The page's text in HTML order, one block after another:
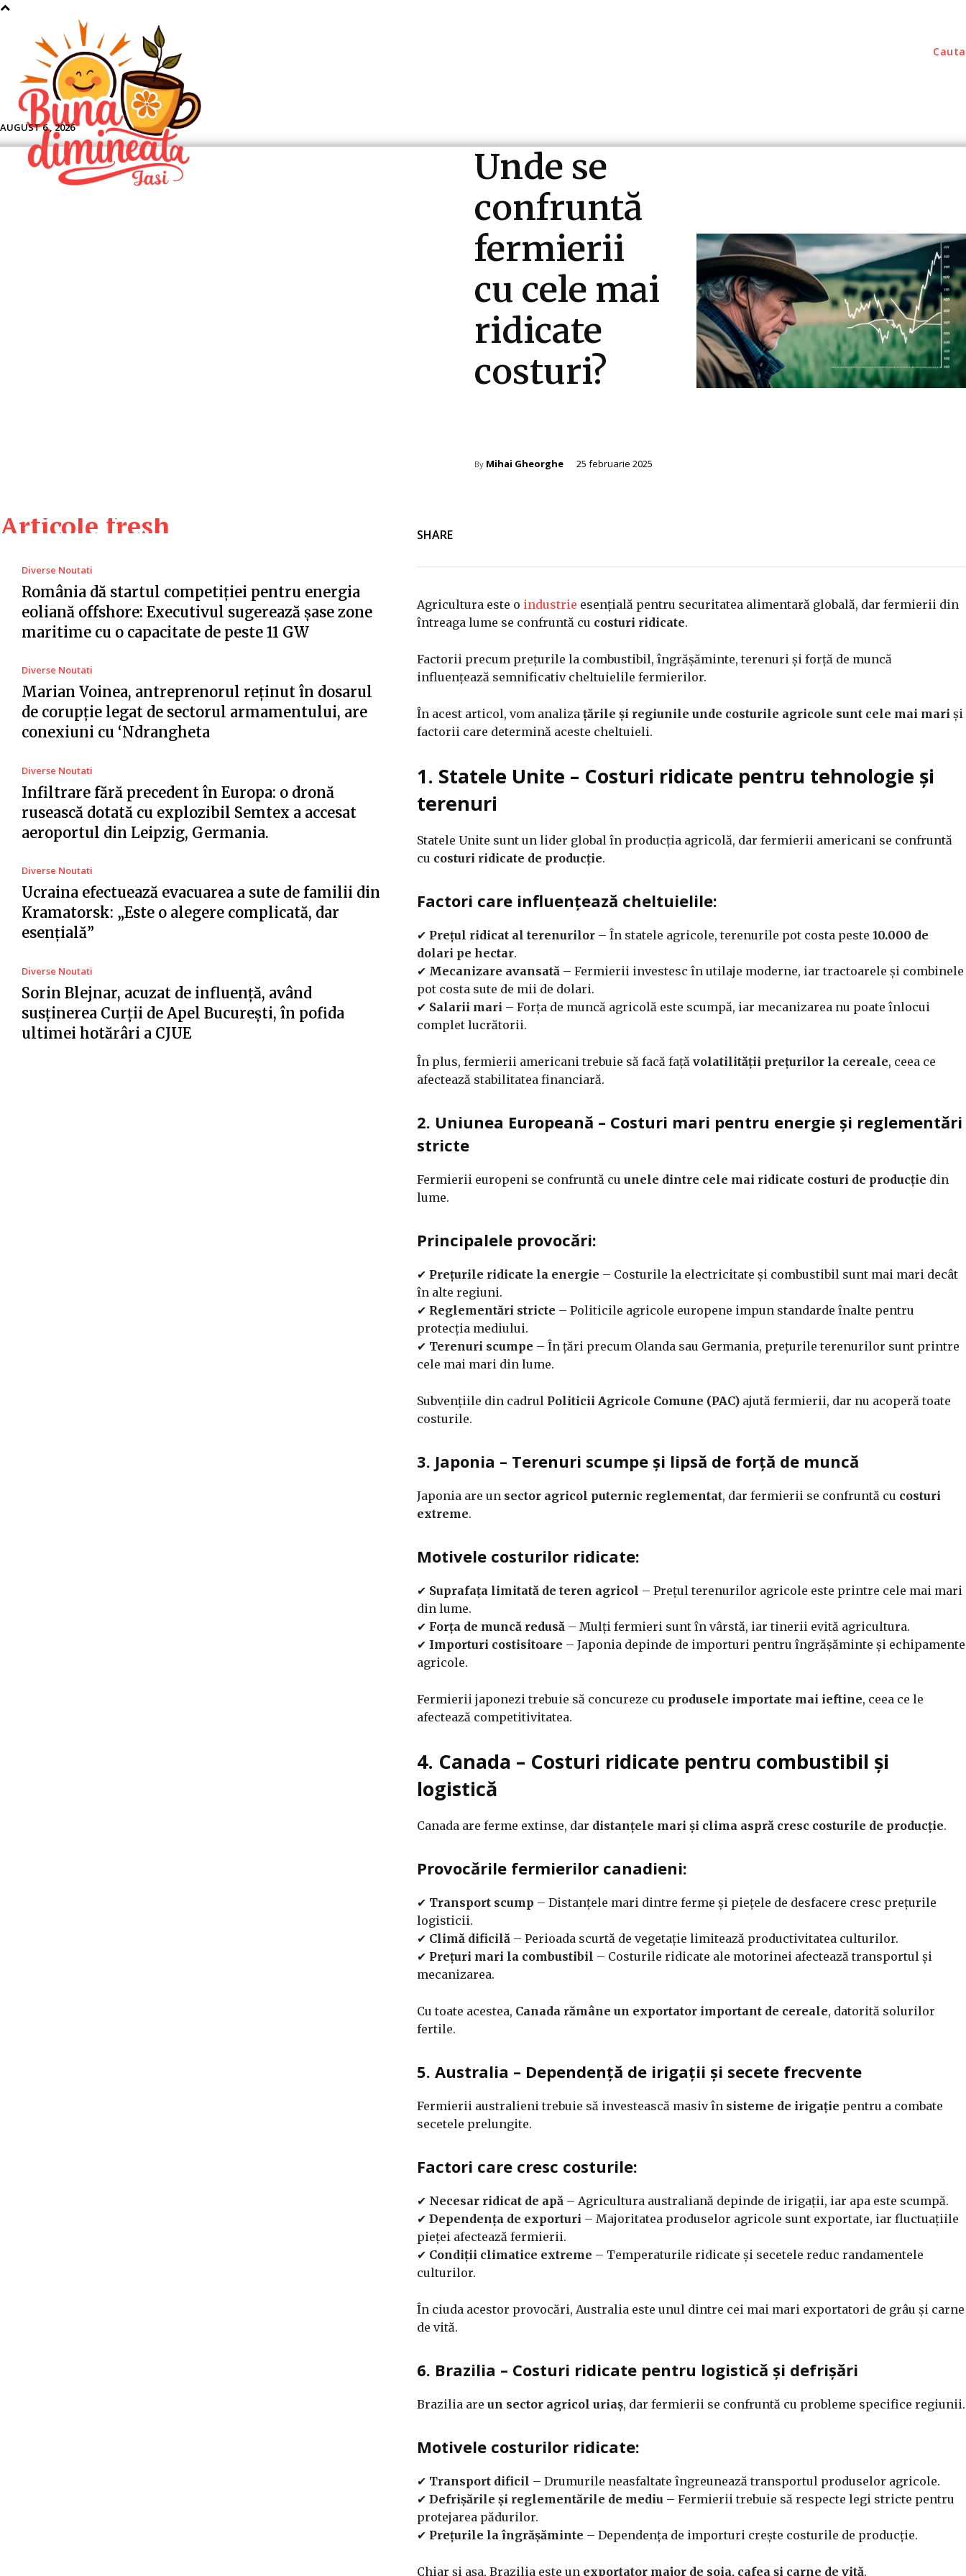
AUGUST 6 , 2026
Cauta
Unde se
confruntă
fermierii
cu cele mai
ridicate
costuri?
By Mihai Gheorghe 25 februarie 2025
Articole fresh
Diverse Noutati
România dă startul competiției pentru energia
eoliană offshore: Executivul sugerează șase zone
maritime cu o capacitate de peste 11 GW
Diverse Noutati
Marian Voinea, antreprenorul reținut în dosarul
de corupție legat de sectorul armamentului, are
conexiuni cu ‘Ndrangheta
Diverse Noutati
Infiltrare fără precedent în Europa: o dronă
rusească dotată cu explozibil Semtex a accesat
aeroportul din Leipzig, Germania.
Diverse Noutati
Ucraina efectuează evacuarea a sute de familii din
Kramatorsk: „Este o alegere complicată, dar
esențială”
Diverse Noutati
Sorin Blejnar, acuzat de influență, având
susținerea Curții de Apel București, în pofida
ultimei hotărâri a CJUE
SHARE
Agricultura este o industrie esențială pentru securitatea alimentară globală, dar fermierii din
întreaga lume se confruntă cu costuri ridicate.
Factorii precum prețurile la combustibil, îngrășăminte, terenuri și forță de muncă
influențează semnificativ cheltuielile fermierilor.
În acest articol, vom analiza țările și regiunile unde costurile agricole sunt cele mai mari și
factorii care determină aceste cheltuieli.
1. Statele Unite – Costuri ridicate pentru tehnologie și
terenuri
Statele Unite sunt un lider global în producția agricolă, dar fermierii americani se confruntă
cu costuri ridicate de producție.
Factori care influențează cheltuielile:
✔ Prețul ridicat al terenurilor – În statele agricole, terenurile pot costa peste 10.000 de
dolari pe hectar.
✔ Mecanizare avansată – Fermierii investesc în utilaje moderne, iar tractoarele și combinele
pot costa sute de mii de dolari.
✔ Salarii mari – Forța de muncă agricolă este scumpă, iar mecanizarea nu poate înlocui
complet lucrătorii.
În plus, fermierii americani trebuie să facă față volatilității prețurilor la cereale, ceea ce
afectează stabilitatea financiară.
2. Uniunea Europeană – Costuri mari pentru energie și reglementări
stricte
Fermierii europeni se confruntă cu unele dintre cele mai ridicate costuri de producție din
lume.
Principalele provocări:
✔ Prețurile ridicate la energie – Costurile la electricitate și combustibil sunt mai mari decât
în alte regiuni.
✔ Reglementări stricte – Politicile agricole europene impun standarde înalte pentru
protecția mediului.
✔ Terenuri scumpe – În țări precum Olanda sau Germania, prețurile terenurilor sunt printre
cele mai mari din lume.
Subvențiile din cadrul Politicii Agricole Comune (PAC) ajută fermierii, dar nu acoperă toate
costurile.
3. Japonia – Terenuri scumpe și lipsă de forță de muncă
Japonia are un sector agricol puternic reglementat, dar fermierii se confruntă cu costuri
extreme.
Motivele costurilor ridicate:
✔ Suprafața limitată de teren agricol – Prețul terenurilor agricole este printre cele mai mari
din lume.
✔ Forța de muncă redusă – Mulți fermieri sunt în vârstă, iar tinerii evită agricultura.
✔ Importuri costisitoare – Japonia depinde de importuri pentru îngrășăminte și echipamente
agricole.
Fermierii japonezi trebuie să concureze cu produsele importate mai ieftine, ceea ce le
afectează competitivitatea.
4. Canada – Costuri ridicate pentru combustibil și
logistică
Canada are ferme extinse, dar distanțele mari și clima aspră cresc costurile de producție.
Provocările fermierilor canadieni:
✔ Transport scump – Distanțele mari dintre ferme și piețele de desfacere cresc prețurile
logisticii.
✔ Climă dificilă – Perioada scurtă de vegetație limitează productivitatea culturilor.
✔ Prețuri mari la combustibil – Costurile ridicate ale motorinei afectează transportul și
mecanizarea.
Cu toate acestea, Canada rămâne un exportator important de cereale, datorită solurilor
fertile.
5. Australia – Dependență de irigații și secete frecvente
Fermierii australieni trebuie să investească masiv în sisteme de irigație pentru a combate
secetele prelungite.
Factori care cresc costurile:
✔ Necesar ridicat de apă – Agricultura australiană depinde de irigații, iar apa este scumpă.
✔ Dependența de exporturi – Majoritatea produselor agricole sunt exportate, iar fluctuațiile
pieței afectează fermierii.
✔ Condiții climatice extreme – Temperaturile ridicate și secetele reduc randamentele
culturilor.
În ciuda acestor provocări, Australia este unul dintre cei mai mari exportatori de grâu și carne
de vită.
6. Brazilia – Costuri ridicate pentru logistică și defrișări
Brazilia are un sector agricol uriaș, dar fermierii se confruntă cu probleme specifice regiunii.
Motivele costurilor ridicate:
✔ Transport dificil – Drumurile neasfaltate îngreunează transportul produselor agricole.
✔ Defrișările și reglementările de mediu – Fermierii trebuie să respecte legi stricte pentru
protejarea pădurilor.
✔ Prețurile la îngrășăminte – Dependența de importuri crește costurile de producție.
Chiar și așa, Brazilia este un exportator major de soia, cafea și carne de vită.